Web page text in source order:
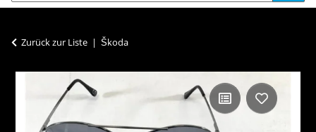
Zurück zur Liste Škoda